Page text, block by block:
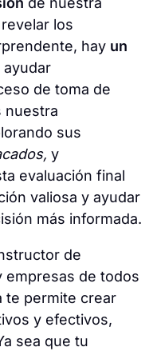
los
hay un
ayudar
de toma de
nuestra
sus
y
evaluación final
valiosa y ayudar
más informada.
de
empresas de todos
te permite crear
y efectivos,
sea que tu